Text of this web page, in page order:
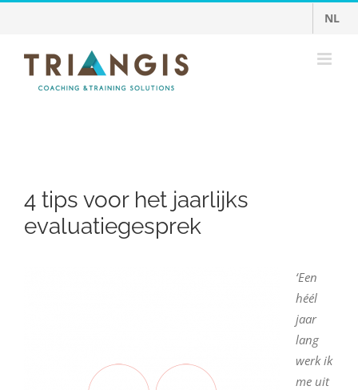
inhoud
NL
4 tips voor het jaarlijks
evaluatiegesprek
‘Een
héél
jaar
lang
werk ik
me uit